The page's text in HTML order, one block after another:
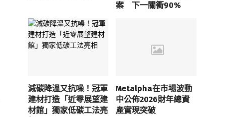
案 下一關衝90%
減碳降溫又抗噪！冠軍
建材打造「近零展望建
材館」獨家低碳工法亮
Metalpha在市場波動
中公佈2026財年總資
產實現突破